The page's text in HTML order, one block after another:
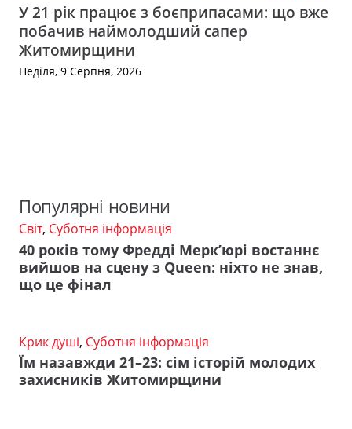
У 21 рік працює з боєприпасами: що вже
побачив наймолодший сапер
Житомирщини
Неділя, 9 Серпня, 2026
Популярні новини
Світ, Суботня інформація
40 років тому Фредді Мерк’юрі востаннє
вийшов на сцену з Queen: ніхто не знав,
що це фінал
Крик душі, Суботня інформація
Їм назавжди 21–23: сім історій молодих
захисників Житомирщини